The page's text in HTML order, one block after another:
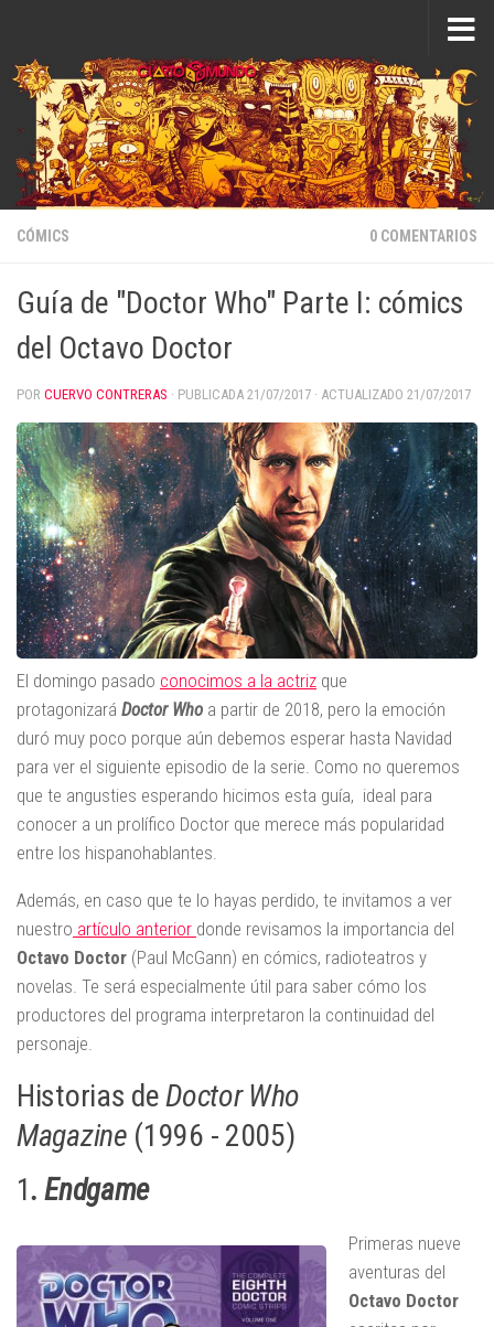
CÓMICS 0 COMENTARIOS
Guía de "Doctor Who" Parte I: cómics
del Octavo Doctor
POR CUERVO CONTRERAS · PUBLICADA 21/07/2017 · ACTUALIZADO 21/07/2017
El domingo pasado conocimos a la actriz que
protagonizará Doctor Who a partir de 2018, pero la emoción
duró muy poco porque aún debemos esperar hasta Navidad
para ver el siguiente episodio de la serie. Como no queremos
que te angusties esperando hicimos esta guía, ideal para
conocer a un prolífico Doctor que merece más popularidad
entre los hispanohablantes.
Además, en caso que te lo hayas perdido, te invitamos a ver
nuestro artículo anterior donde revisamos la importancia del
Octavo Doctor (Paul McGann) en cómics, radioteatros y
novelas. Te será especialmente útil para saber cómo los
productores del programa interpretaron la continuidad del
personaje.
Historias deDoctor Who
Magazine (1996 - 2005)
1. Endgame
Primeras nueve
aventuras del
Octavo Doctor